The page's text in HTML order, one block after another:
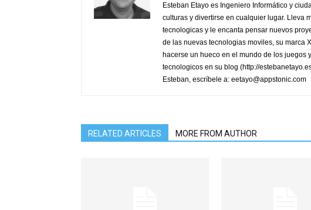
Esteban Etayo es Ingeniero Informático y
culturas y divertirse en cualquier lugar. Lleva
tecnologicas y le encanta pensar nuevos
de las nuevas tecnologias moviles, su marca
hacerse un hueco en el mundo de los
tecnologicos en su blog (http://
Esteban, escríbele a: eetayo@appstonic.com
RELATED ARTICLES MORE FROM AUTHOR